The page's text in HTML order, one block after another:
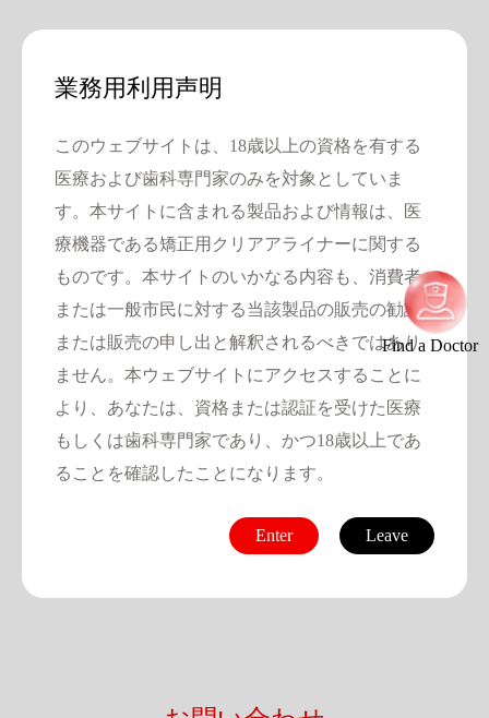
ナビゲーション手順
2/F、27番レーン565、Shengxia Road、浦東区、上
海、中国
Find a Doctor
業務用利用声明
このウェブサイトは、18歳以上の資格を有する
医療および歯科専門家のみを対象としていま
す。本サイトに含まれる製品および情報は、医
療機器である矯正用クリアアライナーに関する
ものです。本サイトのいかなる内容も、消費者
または一般市民に対する当該製品の販売の勧誘
または販売の申し出と解釈されるべきではあり
ません。本ウェブサイトにアクセスすることに
より、あなたは、資格または認証を受けた医療
もしくは歯科専門家であり、かつ18歳以上であ
ることを確認したことになります。
Enter Leave